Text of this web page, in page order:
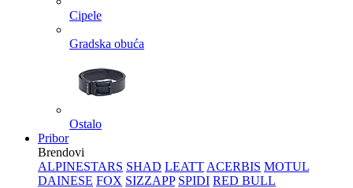
Cipele
Gradska obuća
Ostalo
Pribor
Brendovi
ALPINESTARS SHAD LEATT ACERBIS MOTUL
DAINESE FOX SIZZAPP SPIDI RED BULL